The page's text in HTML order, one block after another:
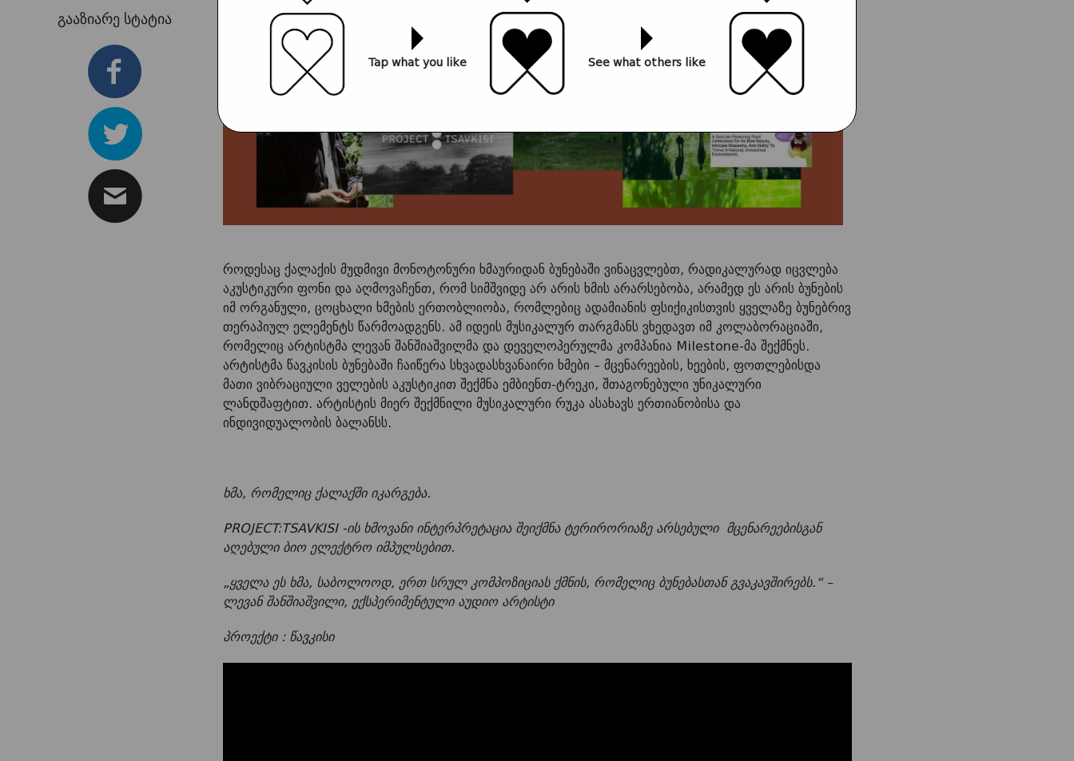
გააზიარე სტატია
როდესაც ქალაქის მუდმივი მონოტონური ხმაურიდან ბუნებაში ვინაცვლებთ, რადიკალურად იცვლება
აკუსტიკური ფონი და აღმოვაჩენთ, რომ სიმშვიდე არ არის ხმის არარსებობა, არამედ ეს არის ბუნების
იმ ორგანული, ცოცხალი ხმების ერთობლიობა, რომლებიც ადამიანის ფსიქიკისთვის ყველაზე ბუნებრივ
თერაპიულ ელემენტს წარმოადგენს. ამ იდეის მუსიკალურ თარგმანს ვხედავთ იმ კოლაბორაციაში,
რომელიც არტისტმა ლევან შანშიაშვილმა და დეველოპერულმა კომპანია Milestone-მა შექმნეს.
არტისტმა წავკისის ბუნებაში ჩაიწერა სხვადასხვანაირი ხმები – მცენარეების, ხეების, ფოთლებისდა
მათი ვიბრაციული ველების აკუსტიკით შექმნა ემბიენთ-ტრეკი, შთაგონებული უნიკალური
ლანდშაფტით. არტისტის მიერ შექმნილი მუსიკალური რუკა ასახავს ერთიანობისა და
ინდივიდუალობის ბალანსს.
ხმა, რომელიც ქალაქში იკარგება.
PROJECT:TSAVKISI -ის ხმოვანი ინტერპრეტაცია შეიქმნა ტერირორიაზე არსებული მცენარეებისგან
აღებული ბიო ელექტრო იმპულსებით.
„ყველა ეს ხმა, საბოლოოდ, ერთ სრულ კომპოზიციას ქმნის, რომელიც ბუნებასთან გვაკავშირებს.“ –
ლევან შანშიაშვილი, ექსპერიმენტული აუდიო არტისტი
პროექტი : წავკისი
Tap what you like See what others like